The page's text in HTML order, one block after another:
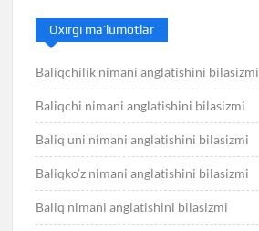
Oxirgi ma’lumotlar
Baliqchilik nimani anglatishini bilasizmi
Baliqchi nimani anglatishini bilasizmi
Baliq uni nimani anglatishini bilasizmi
Baliqko’z nimani anglatishini bilasizmi
Baliq nimani anglatishini bilasizmi